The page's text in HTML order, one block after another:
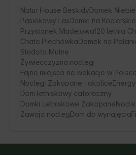
Natur House BeskidyDomek
Pasiekowy LasDomki na
Przystanek Madejowa120 letnia
Chata PiechówkaDomek na
Stodoła Mutne
Żywiecczyzna noclegi
Fajne miejsca na wakacje w Polsce
Noclegi Zakopane i okolice
Dom letniskowy całoroczny
Domki Letniskowe Zakopane
Zawoja noclegDom do wynajęcia